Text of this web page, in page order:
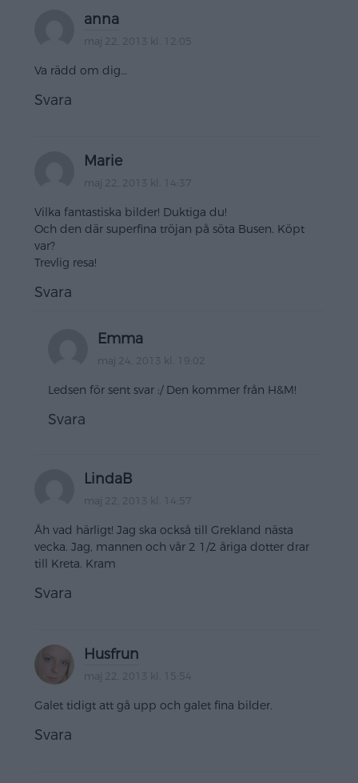
anna
maj 22, 2013 kl. 12:05
Va rädd om dig…
Svara
Marie
maj 22, 2013 kl. 14:37
Vilka fantastiska bilder! Duktiga du!
Och den där superfina tröjan på söta Busen. Köpt
var?
Trevlig resa!
Svara
Emma
maj 24, 2013 kl. 19:02
Ledsen för sent svar :/ Den kommer från H&M!
Svara
LindaB
maj 22, 2013 kl. 14:57
Åh vad härligt! Jag ska också till Grekland nästa
vecka. Jag, mannen och vår 2 1/2 åriga dotter drar
till Kreta. Kram
Svara
Husfrun
maj 22, 2013 kl. 15:54
Galet tidigt att gå upp och galet fina bilder.
Svara